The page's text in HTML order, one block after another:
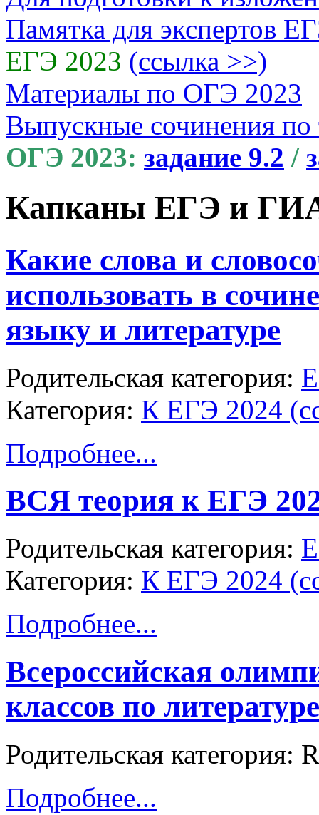
Памятка для экспертов
ЕГЭ 2023 (ссылка >>)
Материалы по ОГЭ 2023
Выпускные сочинения по
ОГЭ 2023: задание 9.2 /
Капканы ЕГЭ и
Какие слова и
использовать в
языку и литературе
Родительская категория:
Категория: К ЕГЭ 2024
Подробнее...
ВСЯ теория к ЕГЭ
Родительская категория:
Категория: К ЕГЭ 2024
Подробнее...
Всероссийская
классов по
Родительская категория:
Подробнее...